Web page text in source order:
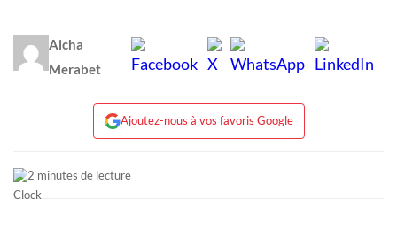
Aicha
Merabet
Ajoutez-nous à vos favoris Google
2 minutes de lecture